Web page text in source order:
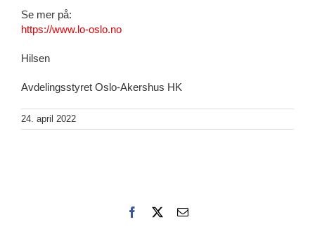
Se mer på:
https://www.lo-oslo.no
Hilsen
Avdelingsstyret Oslo-Akershus HK
24. april 2022
Facebook
E-